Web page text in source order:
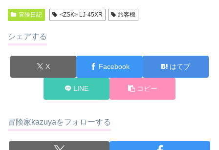
冒険日記 <ZSK> LJ-45XR 旅客機
シェアする
X Facebook はてブ
LINE コピー
冒険家kazuyaをフォローする